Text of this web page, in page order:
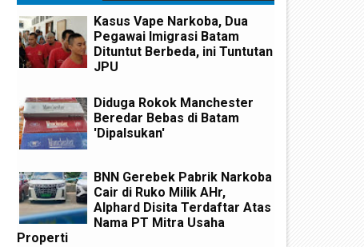
Kasus Vape Narkoba, Dua
Pegawai Imigrasi Batam
Dituntut Berbeda, ini Tuntutan
JPU
Diduga Rokok Manchester
Beredar Bebas di Batam
'Dipalsukan'
BNN Gerebek Pabrik Narkoba
Cair di Ruko Milik AHr,
Alphard Disita Terdaftar Atas
Nama PT Mitra Usaha
Properti